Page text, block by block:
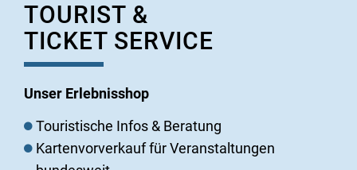
TOURIST &
TICKET SERVICE
Unser Erlebnisshop
Touristische Infos & Beratung
Kartenvorverkauf für Veranstaltungen